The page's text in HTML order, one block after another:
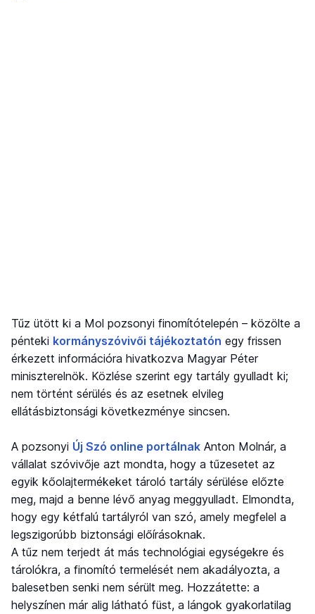
Tűz ütött ki a Mol pozsonyi finomítótelepén – közölte a
pénteki kormányszóvivői tájékoztatón egy frissen
érkezett információra hivatkozva Magyar Péter
miniszterelnök. Közlése szerint egy tartály gyulladt ki;
nem történt sérülés és az esetnek elvileg
ellátásbiztonsági következménye sincsen.
A pozsonyi Új Szó online portálnak Anton Molnár, a
vállalat szóvivője azt mondta, hogy a tűzesetet az
egyik kőolajtermékeket tároló tartály sérülése előzte
meg, majd a benne lévő anyag meggyulladt. Elmondta,
hogy egy kétfalú tartályról van szó, amely megfelel a
legszigorúbb biztonsági előírásoknak.
A tűz nem terjedt át más technológiai egységekre és
tárolókra, a finomító termelését nem akadályozta, a
balesetben senki nem sérült meg. Hozzátette: a
helyszínen már alig látható füst, a lángok gyakorlatilag